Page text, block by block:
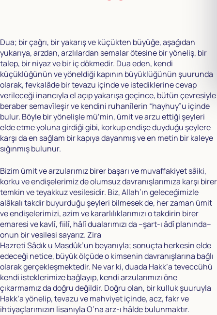
Dua; bir çağrı, bir yakarış ve küçükten büyüğe, aşağıdan
yukarıya, arzdan, arzlılardan semalar ötesine bir yöneliş, bir
talep, bir niyaz ve bir iç dökmedir. Dua eden, kendi
küçüklüğünün ve yöneldiği kapının büyüklüğünün şuurunda
olarak, fevkalâde bir tevazu içinde ve istediklerine cevap
verileceği inancıyla el açıp yakarışa geçince, bütün çevresiyle
beraber semavîleşir ve kendini ruhanîlerin “hayhuy”u içinde
bulur. Böyle bir yönelişle mü’min, ümit ve arzu ettiği şeyleri
elde etme yoluna girdiği gibi, korkup endişe duyduğu şeylere
karşı da en sağlam bir kapıya dayanmış ve en metin bir kaleye
sığınmış bulunur.
Bizim ümit ve arzularımız birer başarı ve muvaffakiyet sâiki,
korku ve endişelerimiz de olumsuz davranışlarımıza karşı birer
temkin ve teyakkuz vesilesidir. Biz, Allah’ın geleceğimizle
alâkalı takdir buyurduğu şeyleri bilmesek de, her zaman ümit
ve endişelerimizi, azim ve kararlılıklarımızı o takdirin birer
emaresi ve kavlî, fiilî, hâlî dualarımızı da –şart-ı âdî planında–
onun bir vesilesi sayarız. Zira
Hazreti Sâdık u Masdûk’un beyanıyla; sonuçta herkesin elde
edeceği netice, büyük ölçüde o kimsenin davranışlarına bağlı
olarak gerçekleşmektedir. Ne var ki, duada Hakk’a teveccühü
kendi isteklerimize bağlayıp, kendi arzularımızı öne
çıkarmamız da doğru değildir. Doğru olan, bir kulluk şuuruyla
Hakk’a yönelip, tevazu ve mahviyet içinde, acz, fakr ve
ihtiyaçlarımızın lisanıyla O’na arz-ı hâlde bulunmaktır.